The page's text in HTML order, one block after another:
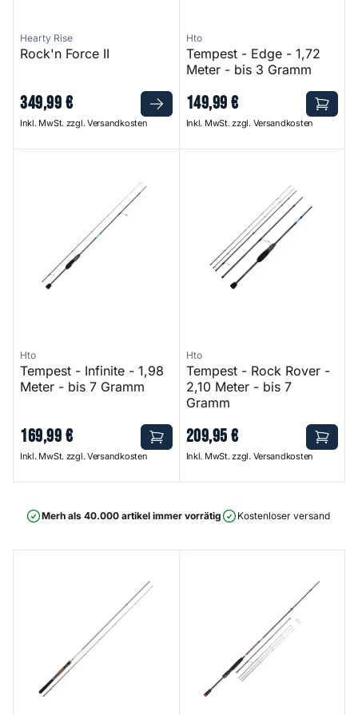
Hearty Rise
Rock'n Force II
349,99€
Inkl. MwSt. zzgl. Versandkosten
Hto
Tempest - Edge - 1,72
Meter - bis 3 Gramm
149,99€
Inkl. MwSt. zzgl. Versandkosten
Hto
Tempest - Infinite - 1,98
Meter - bis 7 Gramm
169,99€
Inkl. MwSt. zzgl. Versandkosten
Hto
Tempest - Rock Rover -
2,10 Meter - bis 7
Gramm
209,95€
Inkl. MwSt. zzgl. Versandkosten
Merh als 40.000 artikel immer vorrätig Kostenloser versand ab